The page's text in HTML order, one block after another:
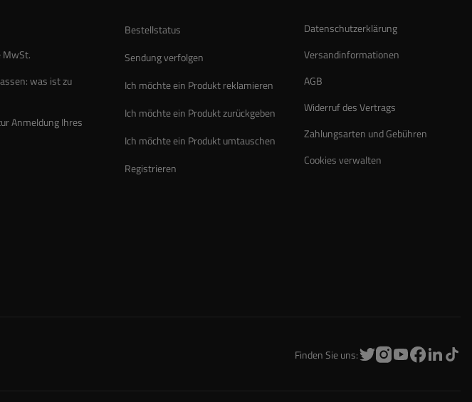
MwSt.
was ist zu
Anmeldung Ihres
Bestellstatus
Sendung verfolgen
Ich möchte ein Produkt reklamieren
Ich möchte ein Produkt zurückgeben
Ich möchte ein Produkt umtauschen
Registrieren
Datenschutzerklärung
Versandinformationen
AGB
Widerruf des Vertrags
Zahlungsarten und Gebühren
Cookies verwalten
Finden Sie uns: